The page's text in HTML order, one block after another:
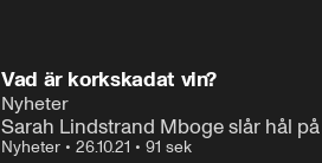
Vad är korkskadat vin?
Nyheter
Sarah Lindstrand Mboge slår hål
Nyheter • 26.10.21 • 91 sek